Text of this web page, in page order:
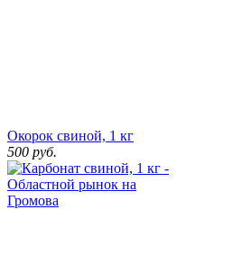
Окорок свиной, 1 кг
500 руб.